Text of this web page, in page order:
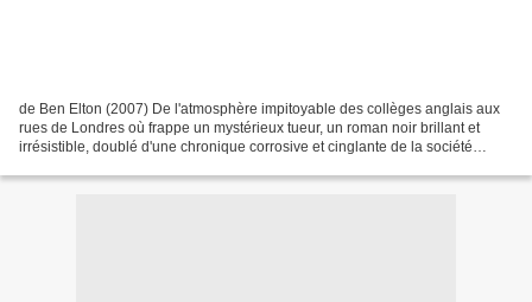
de Ben Elton (2007) De l'atmosphère impitoyable des collèges anglais aux
rues de Londres où frappe un mystérieux tueur, un roman noir brillant et
irrésistible, doublé d'une chronique corrosive et cinglante de la société